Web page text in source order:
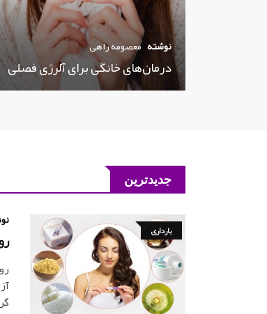
نوشته معصومه راهی
درمان‌های خانگی برای آلرژی فصلی
جدیدترین
بارداری